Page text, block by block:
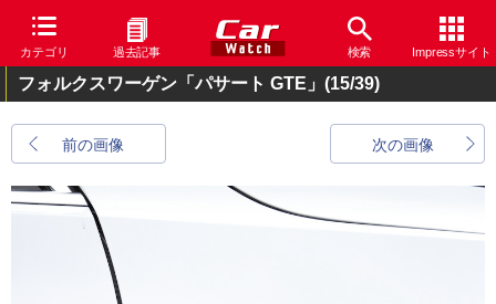
カテゴリ 過去記事 検索 Impressサイト
フォルクスワーゲン「パサート GTE」 (15/39)
前の画像 次の画像